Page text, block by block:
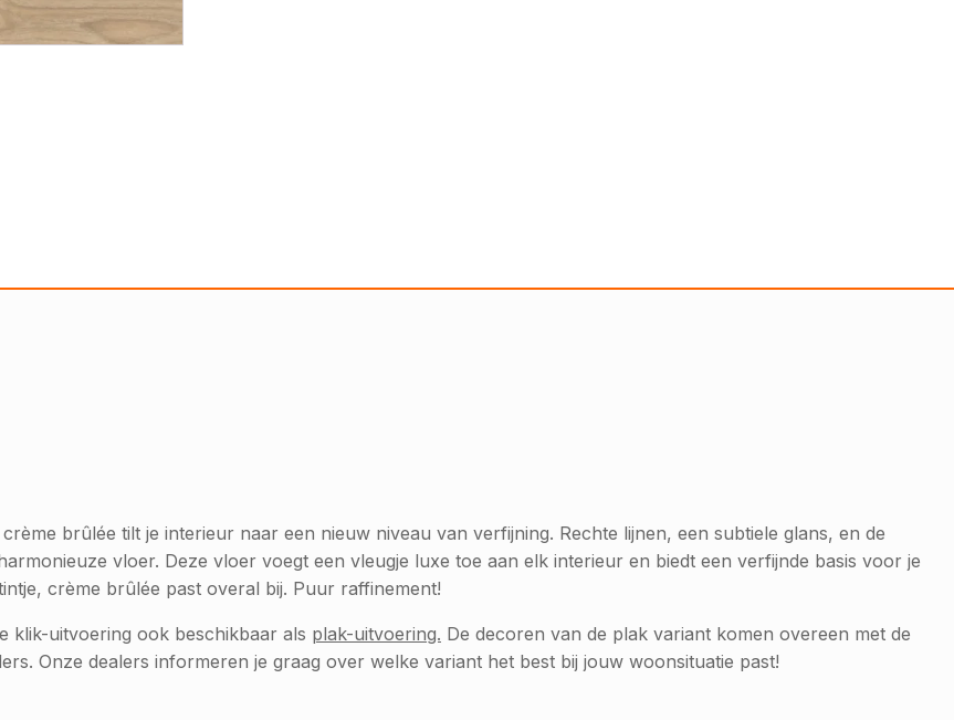
brûlée tilt je interieur naar een nieuw niveau van verfijning. Rechte lijnen, een subtiele glans, en de
vloer. Deze vloer voegt een vleugje luxe toe aan elk interieur en biedt een verfijnde basis voor je
crème brûlée past overal bij. Puur raffinement!
klik-uitvoering ook beschikbaar als plak-uitvoering. De decoren van de plak variant komen overeen met de
Onze dealers informeren je graag over welke variant het best bij jouw woonsituatie past!